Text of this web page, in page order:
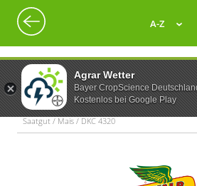
Agrar Wetter
Bayer CropScience
Kostenlos bei Google Play
A-Z
Saatgut / Mais / DKC 4320